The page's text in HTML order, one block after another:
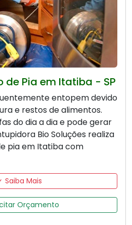
de Pia em Itatiba - SP
entopem devido
e restos de alimentos.
do dia a dia e pode gerar
Bio Soluções realiza
pia em Itatiba com
Saiba Mais
Orçamento